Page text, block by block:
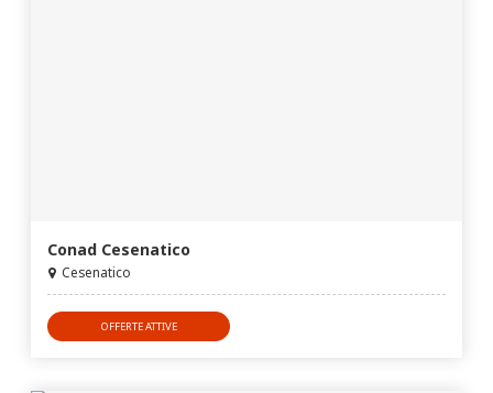
Conad Cesenatico
Cesenatico
OFFERTE ATTIVE